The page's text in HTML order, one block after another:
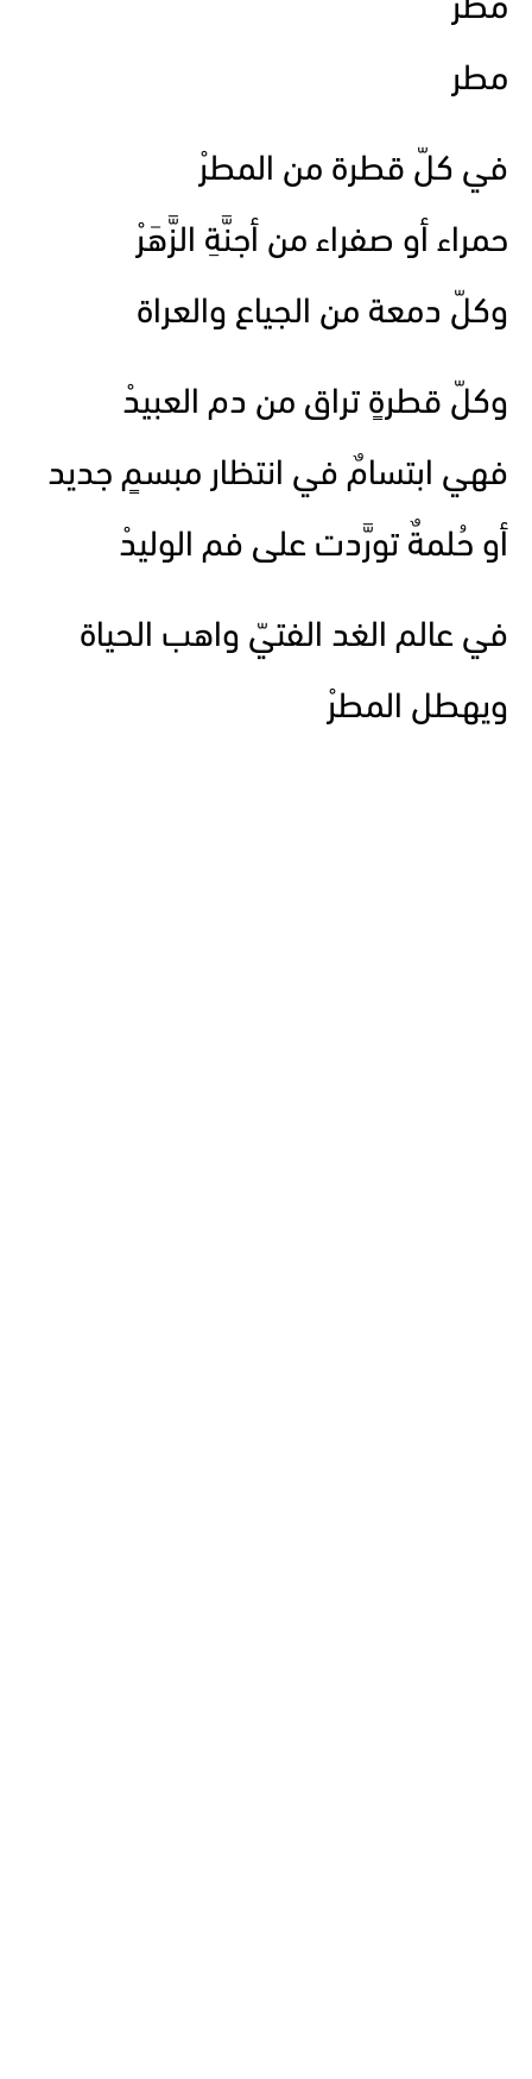
مطر
مطر
في كلّ قطرة من المطرْ
حمراء أو صفراء من أجنَّةِ الزَّهَرْ
وكلّ دمعة من الجياع والعراة
وكلّ قطرةٍ تراق من دم العبيدْ
فهي ابتسامٌ في انتظار مبسمٍ جديد
أو حُلمةٌ تورَّدت على فم الوليدْ
في عالم الغد الفتيّ واهب الحياة
ويهطل المطرْ